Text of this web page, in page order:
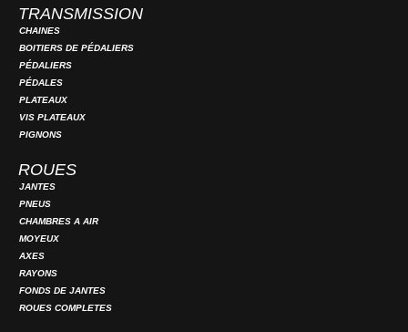
TRANSMISSION
CHAINES
BOITIERS DE PÉDALIERS
PÉDALIERS
PÉDALES
PLATEAUX
VIS PLATEAUX
PIGNONS
ROUES
JANTES
PNEUS
CHAMBRES A AIR
MOYEUX
AXES
RAYONS
FONDS DE JANTES
ROUES COMPLETES